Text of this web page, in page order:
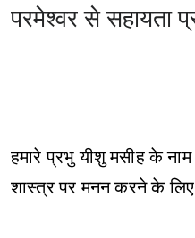
परमेश्वर से सहायता
हमारे प्रभु यीशु मसीह के
शास्त्र पर मनन करने के